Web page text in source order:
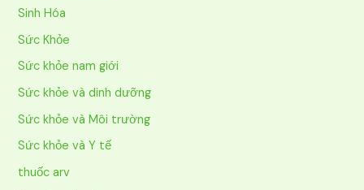
Sinh Hóa
Sức Khỏe
Sức khỏe nam giới
Sức khỏe và dinh dưỡng
Sức khỏe và Môi trường
Sức khỏe và Y tế
thuốc arv